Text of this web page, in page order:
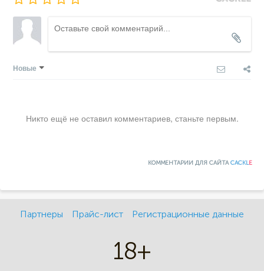
Новые
Никто ещё не оставил комментариев, станьте первым.
КОММЕНТАРИИ ДЛЯ САЙТАCACKLE
Партнеры Прайс-лист Регистрационные данные
18+